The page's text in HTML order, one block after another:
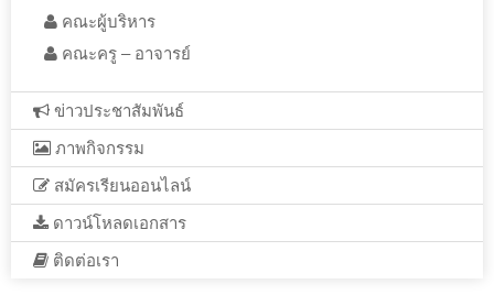
คณะผู้บริหาร
คณะครู – อาจารย์
ข่าวประชาสัมพันธ์
ภาพกิจกรรม
สมัครเรียนออนไลน์
ดาวน์โหลดเอกสาร
ติดต่อเรา